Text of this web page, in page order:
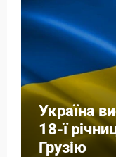
Україна
18-ї
Грузію